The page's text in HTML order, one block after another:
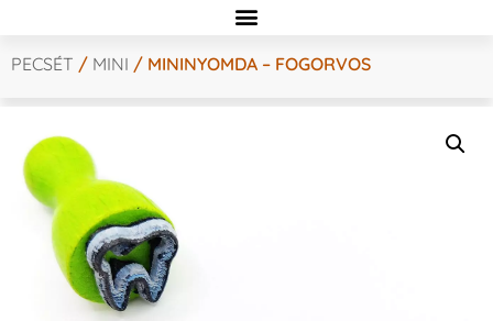
PECSÉT / MINI / MININYOMDA – FOGORVOS